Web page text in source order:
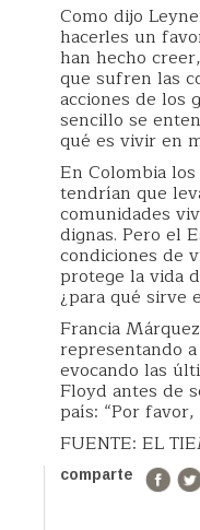
Como dijo
hacerles un
han hecho
que sufren las
acciones de los
sencillo se
qué es vivir en
En Colombia
tendrían que
comunidades
dignas. Pero el
condiciones de
protege la vida
¿para qué sirve
Francia
representando
evocando las
Floyd antes de
país: “Por
FUENTE: EL
comparte